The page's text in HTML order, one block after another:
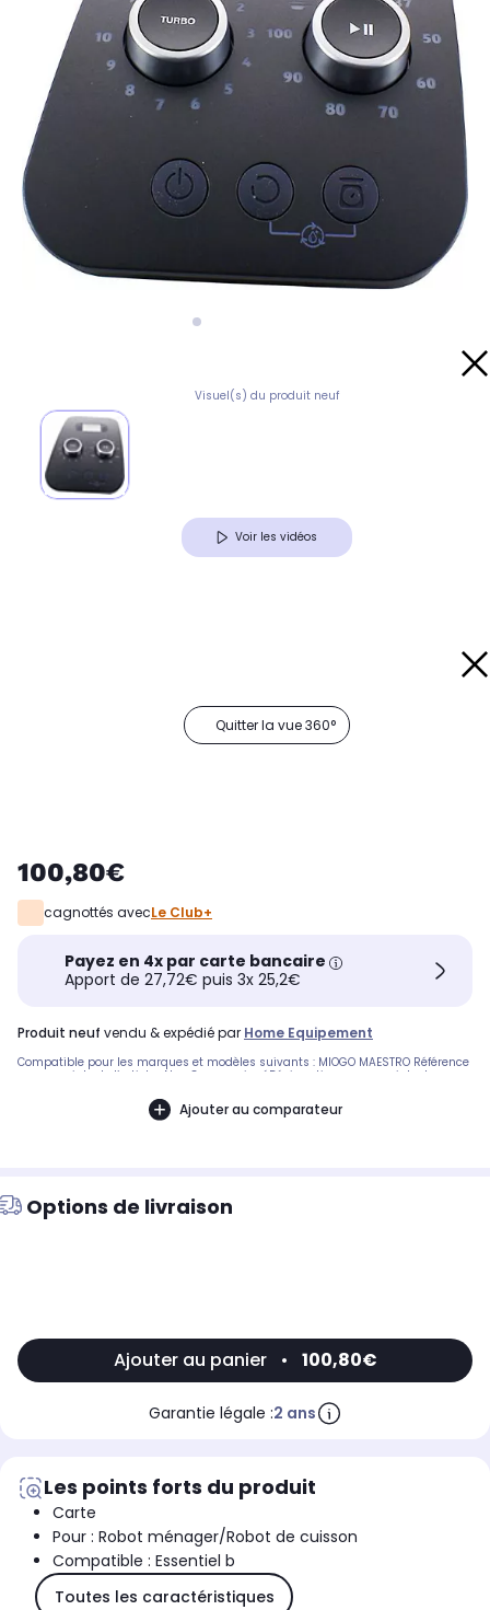
Visuel(s) du produit neuf
Voir les vidéos
Quitter la vue 360°
100,80€
cagnottés avecLe Club+
Payez en 4x par carte bancaire
Apport de 27,72€ puis 3x 25,2€
produit neuf vendu & expédié par Home Equipement
Compatible pour les marques et modèles suivants : MIOGO MAESTRO Référence
commerciale de l’article : Non CommuniquéDésignation commerciale des
Ajouter au comparateur
Options de livraison
Ajouter au panier • 100,80€
Garantie légale :2 ans
Les points forts du produit
Carte
Pour : Robot ménager/Robot de cuisson
Compatible : Essentiel b
Toutes les caractéristiques